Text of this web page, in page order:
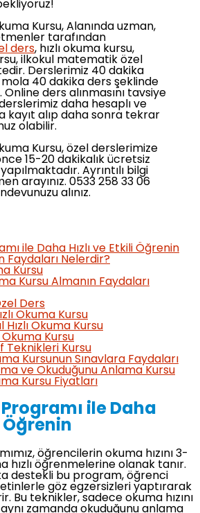
Kursu, Alanında uzman,
tarafından
ders, hızlı okuma kursu,
ilkokul matematik özel
Derslerimiz 40 dakika
mola 40 dakika ders şeklinde
Online ders alınmasını tavsiye
daha hesaplı ve
kayıt alıp daha sonra tekrar
olabilir.
Kursu, özel derslerimize
15-20 dakikalık ücretsiz
Ayrıntılı bilgi
arayınız. 0533 258 33 06
alınız.
ile Daha Hızlı ve Etkili Öğrenin
Faydaları Nelerdir?
Kursu
Kursu Almanın Faydaları
Ders
Okuma Kursu
Hızlı Okuma Kursu
Okuma Kursu
Teknikleri Kursu
Kursunun Sınavlara Faydaları
ve Okuduğunu Anlama Kursu
Kursu Fiyatları
Programı ile Daha
Öğrenin
öğrencilerin okuma hızını 3-
hızlı öğrenmelerine olanak tanır.
destekli bu program, öğrenci
göz egzersizleri yaptırarak
Bu teknikler, sadece okuma hızını
zamanda okuduğunu anlama